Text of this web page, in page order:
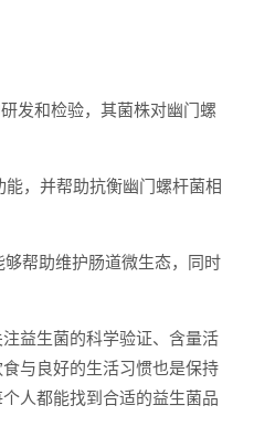
发和检验，其菌株对幽门螺
，并帮助抗衡幽门螺杆菌相
帮助维护肠道微生态，同时
益生菌的科学验证、含量活
与良好的生活习惯也是保持
人都能找到合适的益生菌品